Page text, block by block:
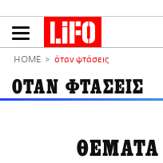
ΕΙΔΗΣΕΙΣ
CULTURE
PODCASTS
HOME όταν φτάσεις
ΟΤΑΝ ΦΤΑΣΕΙΣ
ΘΕΜΑΤΑ